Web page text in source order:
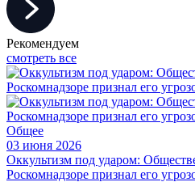
Рекомендуем
смотреть все
Общее
03 июня 2026
Оккультизм под ударом:
Роскомнадзоре признал его